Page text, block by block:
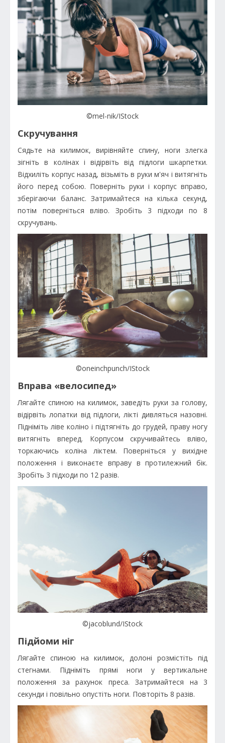
©mel-nik/IStock
Скручування
Сядьте на килимок, вирівняйте спину, ноги злегка
зігніть в колінах і відірвіть від підлоги шкарпетки.
Відхиліть корпус назад, візьміть в руки м'яч і витягніть
його перед собою. Поверніть руки і корпус вправо,
зберігаючи баланс. Затримайтеся на кілька секунд,
потім поверніться вліво. Зробіть 3 підходи по 8
скручувань.
©oneinchpunch/IStock
Вправа «велосипед»
Лягайте спиною на килимок, заведіть руки за голову,
відірвіть лопатки від підлоги, лікті дивляться назовні.
Підніміть ліве коліно і підтягніть до грудей, праву ногу
витягніть вперед. Корпусом скручивайтесь вліво,
торкаючись коліна ліктем. Поверніться у вихідне
положення і виконаєте вправу в протилежний бік.
Зробіть 3 підходи по 12 разів.
©jacoblund/IStock
Підйоми ніг
Лягайте спиною на килимок, долоні розмістіть під
стегнами. Підніміть прямі ноги у вертикальне
положення за рахунок преса. Затримайтеся на 3
секунди і повільно опустіть ноги. Повторіть 8 разів.